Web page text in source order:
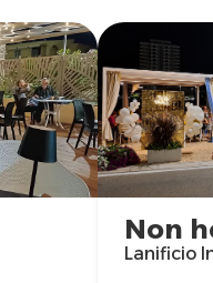
Non
Lanificio